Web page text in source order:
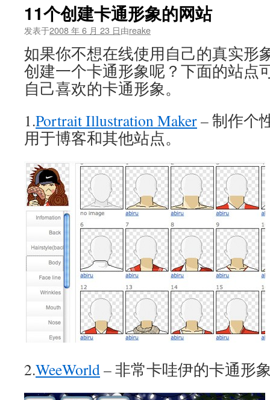
11个创建卡通形象的网站
发表于2008 年 6 月 23 日由reake
如果你不想在线使用自己的真实形
创建一个卡通形象呢？下面的站点
自己喜欢的卡通形象。
1.Portrait Illustration Maker– 制作个
用于博客和其他站点。
2.WeeWorld– 非常卡哇伊的卡通形